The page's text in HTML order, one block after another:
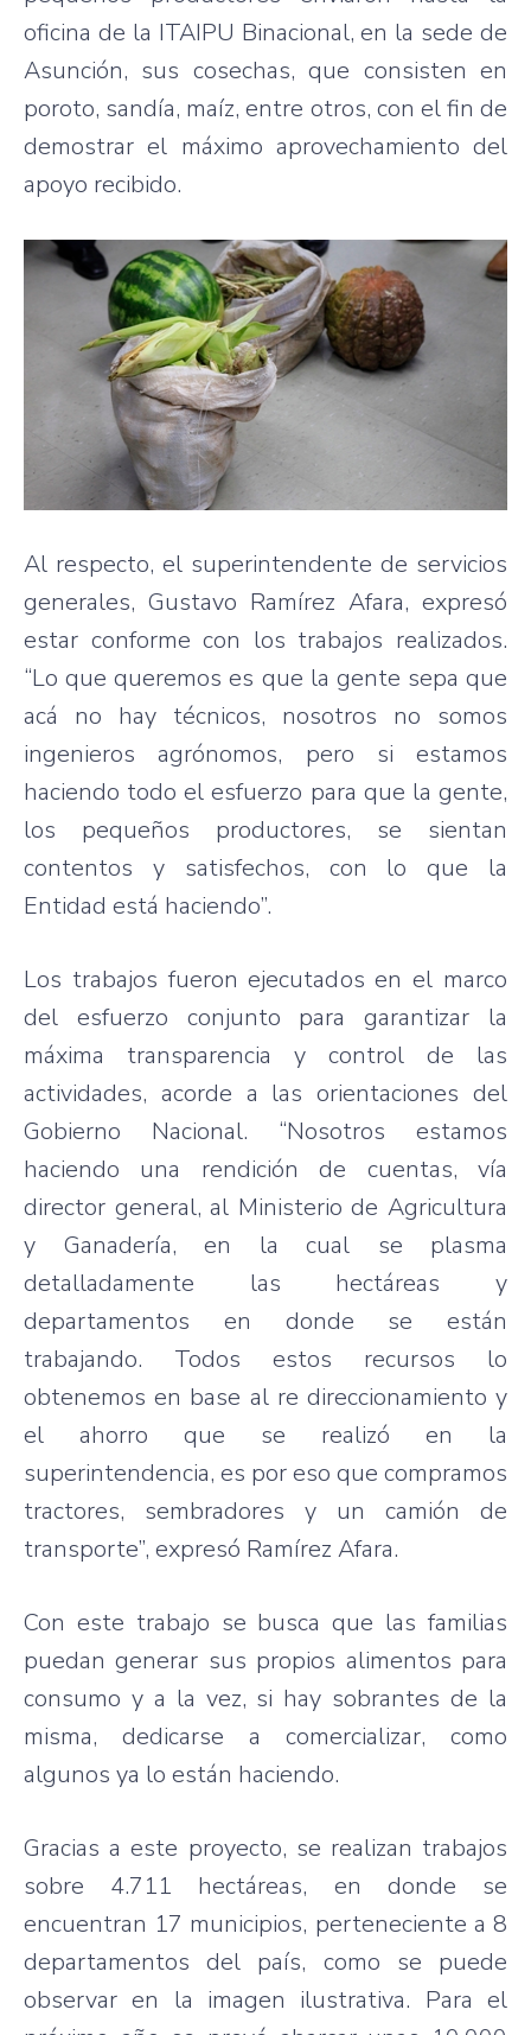
oficina de la ITAIPU Binacional, en la sede de
Asunción, sus cosechas, que consisten en
poroto, sandía, maíz, entre otros, con el fin de
demostrar el máximo aprovechamiento del
apoyo recibido.
Al respecto, el superintendente de servicios
generales, Gustavo Ramírez Afara, expresó
estar conforme con los trabajos realizados.
“Lo que queremos es que la gente sepa que
acá no hay técnicos, nosotros no somos
ingenieros agrónomos, pero si estamos
haciendo todo el esfuerzo para que la gente,
los pequeños productores, se sientan
contentos y satisfechos, con lo que la
Entidad está haciendo”.
Los trabajos fueron ejecutados en el marco
del esfuerzo conjunto para garantizar la
máxima transparencia y control de las
actividades, acorde a las orientaciones del
Gobierno Nacional. “Nosotros estamos
haciendo una rendición de cuentas, vía
director general, al Ministerio de Agricultura
y Ganadería, en la cual se plasma
detalladamente las hectáreas y
departamentos en donde se están
trabajando. Todos estos recursos lo
obtenemos en base al re direccionamiento y
el ahorro que se realizó en la
superintendencia, es por eso que compramos
tractores, sembradores y un camión de
transporte”, expresó Ramírez Afara.
Con este trabajo se busca que las familias
puedan generar sus propios alimentos para
consumo y a la vez, si hay sobrantes de la
misma, dedicarse a comercializar, como
algunos ya lo están haciendo.
Gracias a este proyecto, se realizan trabajos
sobre 4.711 hectáreas, en donde se
encuentran 17 municipios, perteneciente a 8
departamentos del país, como se puede
observar en la imagen ilustrativa. Para el